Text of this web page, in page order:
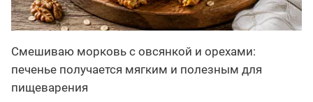
Смешиваю морковь с овсянкой и орехами:
печенье получается мягким и полезным для
пищеварения